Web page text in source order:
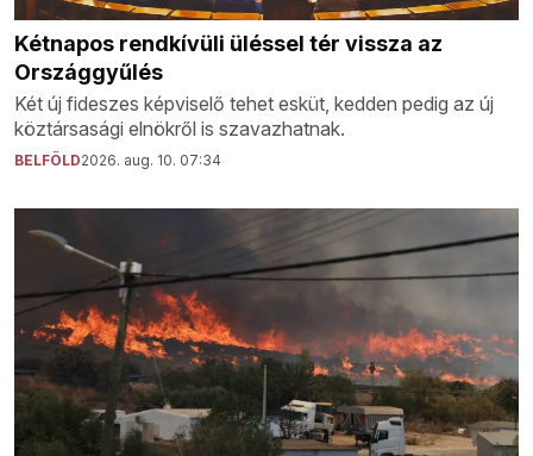
Kétnapos rendkívüli üléssel tér vissza az
Országgyűlés
Két új fideszes képviselő tehet esküt, kedden pedig az új
köztársasági elnökről is szavazhatnak.
BELFÖLD2026. aug. 10. 07:34